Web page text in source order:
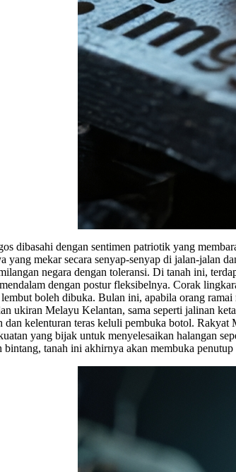
dibasahi dengan sentimen patriotik yang
yang mekar secara senyap-senyap di jalan-jalan
negara dengan toleransi. Di tanah ini,
dengan postur fleksibelnya. Corak
lembut boleh dibuka. Bulan ini, apabila orang
ukiran Melayu Kelantan, sama seperti jalinan
dan kelenturan teras keluli pembuka botol.
yang bijak untuk menyelesaikan halangan
bintang, tanah ini akhirnya akan membuka